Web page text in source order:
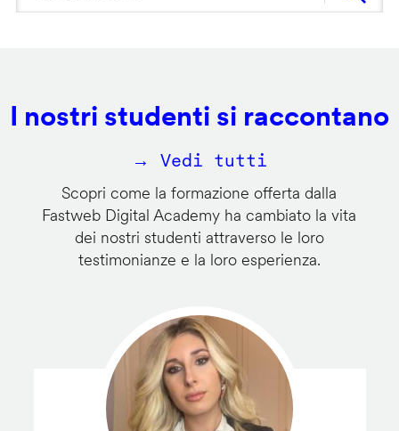
I nostri studenti si raccontano
→ Vedi tutti
Scopri come la formazione offerta dalla
Fastweb Digital Academy ha cambiato la vita
dei nostri studenti attraverso le loro
testimonianze e la loro esperienza.